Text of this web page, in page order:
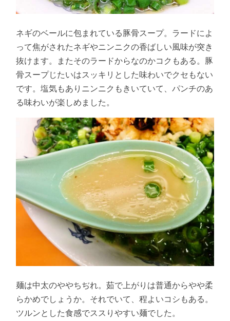
ネギのベールに包まれている豚骨スープ。ラードによ
って焦がされたネギやニンニクの香ばしい風味が突き
抜けます。またそのラードからなのかコクもある。豚
骨スープじたいはスッキリとした味わいでクセもない
です。塩気もありニンニクもきいていて、パンチのあ
る味わいが楽しめました。
麺は中太のややちぢれ。茹で上がりは普通からやや柔
らかめでしょうか。それでいて、程よいコシもある。
ツルンとした食感でススりやすい麺でした。